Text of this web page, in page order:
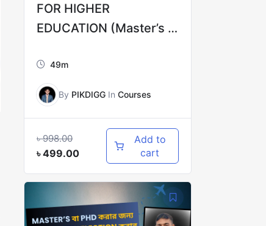
FOR HIGHER
EDUCATION (Master’s &
49m
By PIKDIGG In Courses
৳998.00
৳499.00
Add to
cart